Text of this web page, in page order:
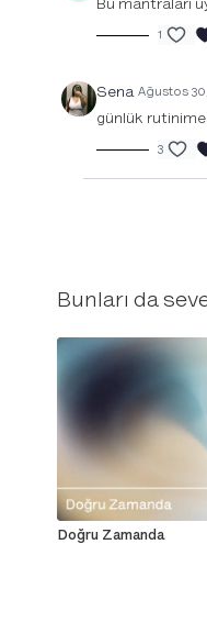
Bu mantraları
1
Sena Ağustos
günlük
3
Bunları da
Doğru Zamanda